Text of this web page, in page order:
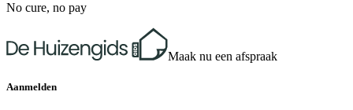
No cure, no pay
Maak nu een afspraak
Aanmelden